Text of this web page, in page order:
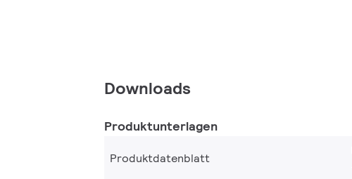
Downloads
Produktunterlagen
Produktdatenblatt